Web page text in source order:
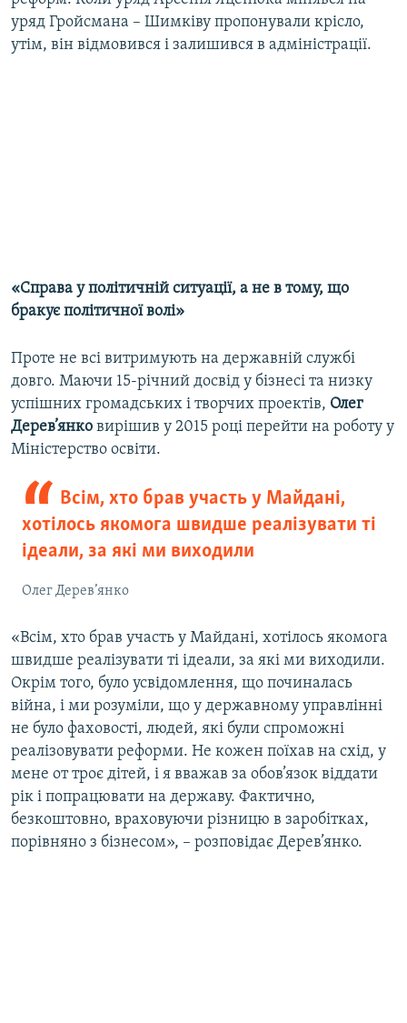
уряд Гройсмана – Шимківу пропонували крісло,
утім, він відмовився і залишився в адміністрації.
«Справа у політичній ситуації, а не в тому, що
бракує політичної волі»
Проте не всі витримують на державній службі
довго. Маючи 15-річний досвід у бізнесі та низку
успішних громадських і творчих проектів, Олег
Дерев’янко вирішив у 2015 році перейти на роботу у
Міністерство освіти.
Всім, хто брав участь у Майдані,
хотілось якомога швидше реалізувати ті
ідеали, за які ми виходили
Олег Дерев’янко
«Всім, хто брав участь у Майдані, хотілось якомога
швидше реалізувати ті ідеали, за які ми виходили.
Окрім того, було усвідомлення, що починалась
війна, і ми розуміли, що у державному управлінні
не було фаховості, людей, які були спроможні
реалізовувати реформи. Не кожен поїхав на схід, у
мене от троє дітей, і я вважав за обов’язок віддати
рік і попрацювати на державу. Фактично,
безкоштовно, враховуючи різницю в заробітках,
порівняно з бізнесом», – розповідає Дерев’янко.